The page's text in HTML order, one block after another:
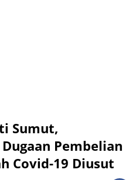
Sumut,
Pembelian
Covid-19 Diusut